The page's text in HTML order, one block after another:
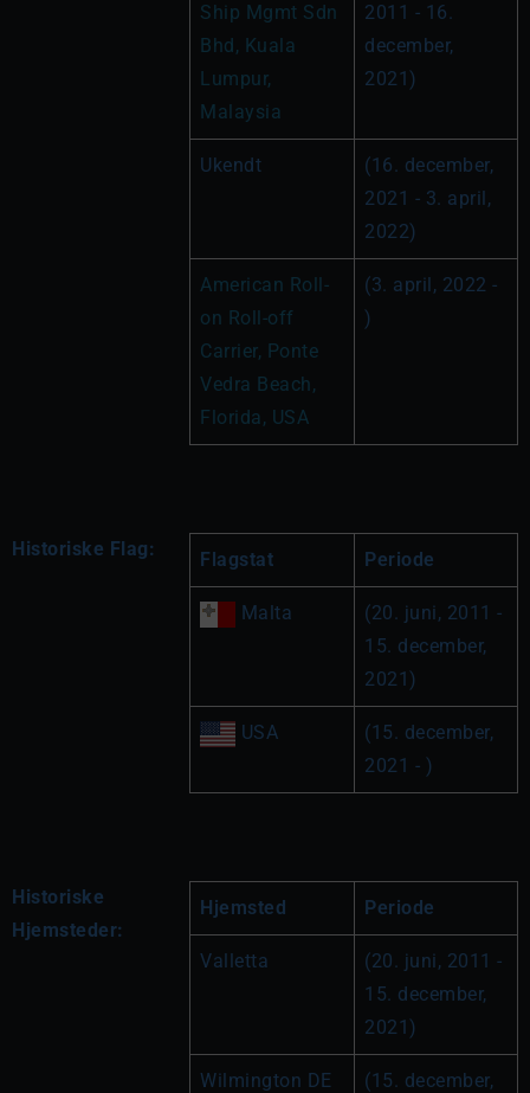
Ship Mgmt Sdn
Bhd, Kuala
Lumpur,
Malaysia
2011 - 16.
december,
2021)
Ukendt
(16. december,
2021 - 3. april,
2022)
American Roll-
on Roll-off
Carrier, Ponte
Vedra Beach,
Florida, USA
(3. april, 2022 -
)
Historiske Flag: Flagstat Periode
Malta
(20. juni, 2011 -
15. december,
2021)
USA
(15. december,
2021 - )
Historiske
Hjemsteder:
Hjemsted Periode
Valletta
(20. juni, 2011 -
15. december,
2021)
Wilmington DE
(15. december,